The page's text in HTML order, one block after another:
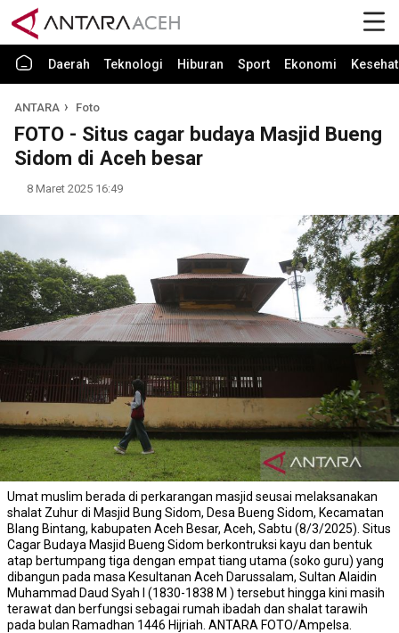
Daerah Teknologi Hiburan Sport Ekonomi
ANTARA Foto
FOTO - Situs cagar budaya Masjid Bueng
Sidom di Aceh besar
8 Maret 2025 16:49
Umat muslim berada di perkarangan masjid seusai melaksanakan
shalat Zuhur di Masjid Bung Sidom, Desa Bueng Sidom, Kecamatan
Blang Bintang, kabupaten Aceh Besar, Aceh, Sabtu (8/3/2025). Situs
Cagar Budaya Masjid Bueng Sidom berkontruksi kayu dan bentuk
atap bertumpang tiga dengan empat tiang utama (soko guru) yang
dibangun pada masa Kesultanan Aceh Darussalam, Sultan Alaidin
Muhammad Daud Syah I (1830-1838 M ) tersebut hingga kini masih
terawat dan berfungsi sebagai rumah ibadah dan shalat tarawih
pada bulan Ramadhan 1446 Hijriah. ANTARA FOTO/Ampelsa.